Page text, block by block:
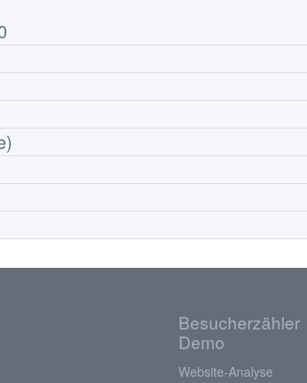
Besucherzähler
Demo
Website-Analyse